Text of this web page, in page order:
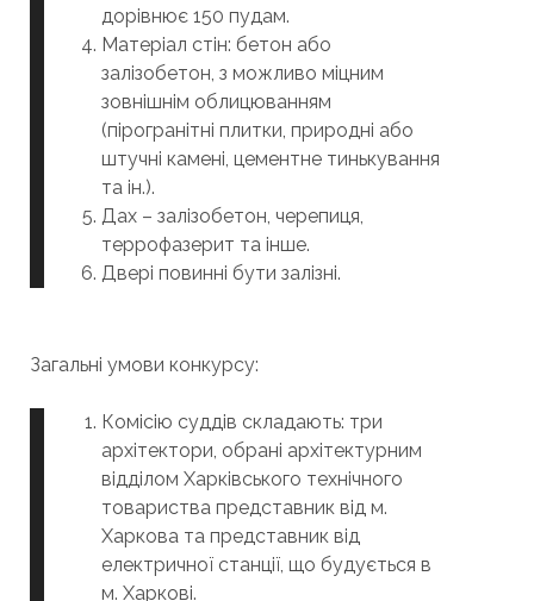
дорівнює 150 пудам.
Матеріал стін: бетон або
залізобетон, з можливо міцним
зовнішнім облицюванням
(пірогранітні плитки, природні або
штучні камені, цементне тинькування
та ін.).
Дах – залізобетон, черепиця,
террофазерит та інше.
Двері повинні бути залізні.
Загальні умови конкурсу:
Комісію суддів складають: три
архітектори, обрані архітектурним
відділом Харківського технічного
товариства представник від м.
Харкова та представник від
електричної станції, що будується в
м. Харкові.